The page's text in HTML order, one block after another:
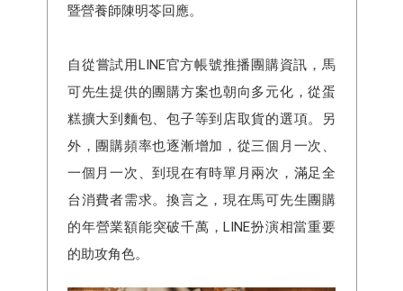
暨營養師陳明苓回應。
自從嘗試用LINE官方帳號推播團購資訊，馬
可先生提供的團購方案也朝向多元化，從蛋
糕擴大到麵包、包子等到店取貨的選項。另
外，團購頻率也逐漸增加，從三個月一次、
一個月一次、到現在有時單月兩次，滿足全
台消費者需求。換言之，現在馬可先生團購
的年營業額能突破千萬，LINE扮演相當重要
的助攻角色。